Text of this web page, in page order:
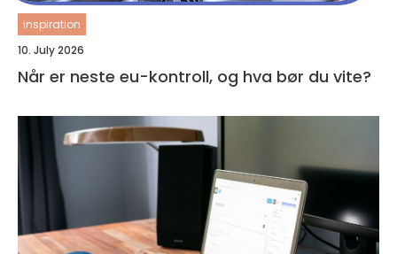
inspiration
10. July 2026
Når er neste eu-kontroll, og hva bør du vite?